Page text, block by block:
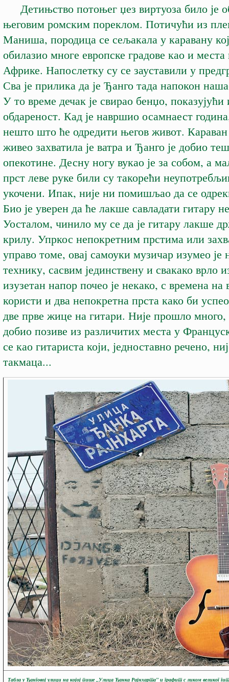
Детињство потоњег џез виртуоза било је
његовим ромским пореклом. Потичући из
Маниша, породица се сељакала у каравану
обилазио многе европске градове као и места
Африке. Напослетку су се зауставили у
Сва је прилика да је Ђанго тада напокон
У то време дечак је свирао бенџо, показујући
обдареност. Кад је навршио осамнаест
нешто што ће одредити његов живот. Караван
живео захватила је ватра и Ђанго је добио
опекотине. Десну ногу вукао је за собом, а
прст леве руке били су такорећи
укочени. Ипак, није ни помишљао да се
Био је уверен да ће лакше савладати гитару
Уосталом, чинило му се да је гитару лакше
крилу. Упркос непокретним прстима или
управо томе, овај самоуки музичар изумео је
технику, сасвим јединствену и свакако врло
изузетан напор почео је некако, с времена на
користи и два непокретна прста како би
две прве жице на гитари. Није прошло много,
добио позиве из различитих места у
се као гитариста који, једноставно речено,
такмаца...
Табла у Ђанговој улици на којој пише „Улица Ђанка Рајнхарта” и графит с ликом великог